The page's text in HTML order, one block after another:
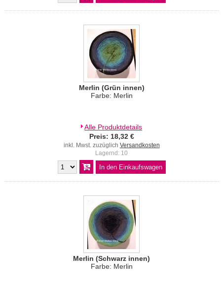
Merlin (Grün innen)
Farbe: Merlin
Alle Produktdetails
Preis: 18,32 €
inkl. Mwst. zuzüglich Versandkosten
Lagernd: 10
Merlin (Schwarz innen)
Farbe: Merlin